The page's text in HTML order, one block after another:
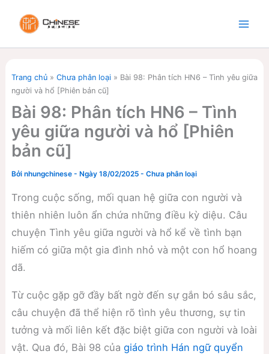
Trang chủ» Chưa phân loại» Bài 98: Phân tích HN6 – Tình yêu giữa
người và hổ [Phiên bản cũ]
Bài 98: Phân tích HN6 – Tình
yêu giữa người và hổ [Phiên
bản cũ]
Bởi nhungchinese - Ngày 18/02/2025 - Chưa phân loại
Trong cuộc sống, mối quan hệ giữa con người và
thiên nhiên luôn ẩn chứa những điều kỳ diệu. Câu
chuyện Tình yêu giữa người và hổ kể về tình bạn
hiếm có giữa một gia đình nhỏ và một con hổ hoang
dã.
Từ cuộc gặp gỡ đầy bất ngờ đến sự gắn bó sâu sắc,
câu chuyện đã thể hiện rõ tình yêu thương, sự tin
tưởng và mối liên kết đặc biệt giữa con người và loài
vật. Qua đó, Bài 98 của giáo trình Hán ngữ quyển